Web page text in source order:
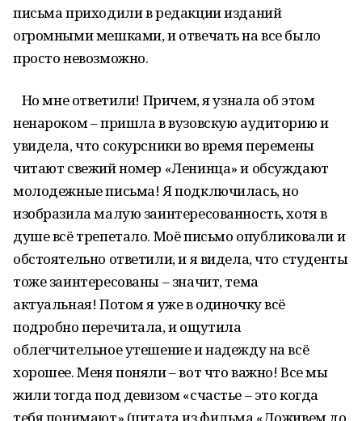
письма приходили в редакции изданий
огромными мешками, и отвечать на все было
просто невозможно.
Но мне ответили! Причем, я узнала об этом
ненароком – пришла в вузовскую аудиторию и
увидела, что сокурсники во время перемены
читают свежий номер «Ленинца» и обсуждают
молодежные письма! Я подключилась, но
изобразила малую заинтересованность, хотя в
душе всё трепетало. Моё письмо опубликовали и
обстоятельно ответили, и я видела, что студенты
тоже заинтересованы – значит, тема
актуальная! Потом я уже в одиночку всё
подробно перечитала, и ощутила
облегчительное утешение и надежду на всё
хорошее. Меня поняли – вот что важно! Все мы
жили тогда под девизом «счастье – это когда